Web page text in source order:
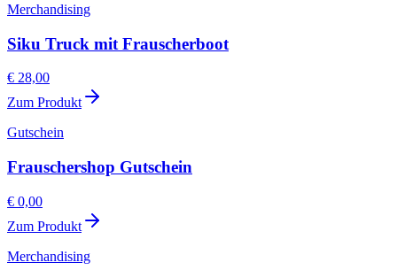
Merchandising
Siku Truck mit Frauscherboot
€ 28,00
Zum Produkt
Gutschein
Frauschershop Gutschein
€ 0,00
Zum Produkt
Merchandising